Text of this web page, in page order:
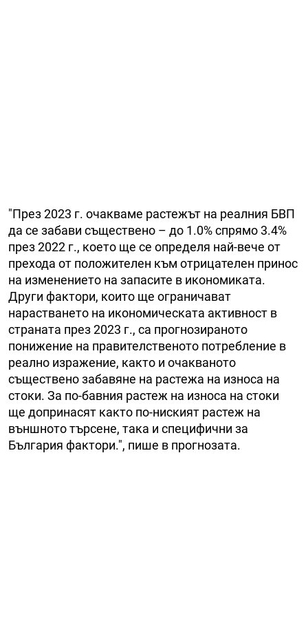
"През 2023 г. очакваме растежът на реалния БВП
да се забави съществено – до 1.0% спрямо 3.4%
през 2022 г., което ще се определя най-вече от
прехода от положителен към отрицателен принос
на изменението на запасите в икономиката.
Други фактори, които ще ограничават
нарастването на икономическата активност в
страната през 2023 г., са прогнозираното
понижение на правителственото потребление в
реално изражение, както и очакваното
съществено забавяне на растежа на износа на
стоки. За по-бавния растеж на износа на стоки
ще допринасят както по-ниският растеж на
външното търсене, така и специфични за
България фактори.", пише в прогнозата.